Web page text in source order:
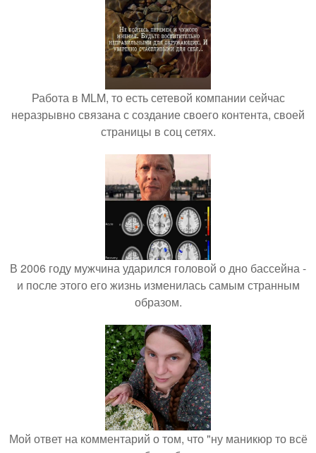
Работа в MLM, то есть сетевой компании сейчас
неразрывно связана с создание своего контента, своей
страницы в соц сетях.
В 2006 году мужчина ударился головой о дно бассейна -
и после этого его жизнь изменилась самым странным
образом.
Мой ответ на комментарий о том, что "ну маникюр то всё